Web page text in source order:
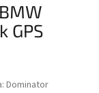
GPS
Dominator